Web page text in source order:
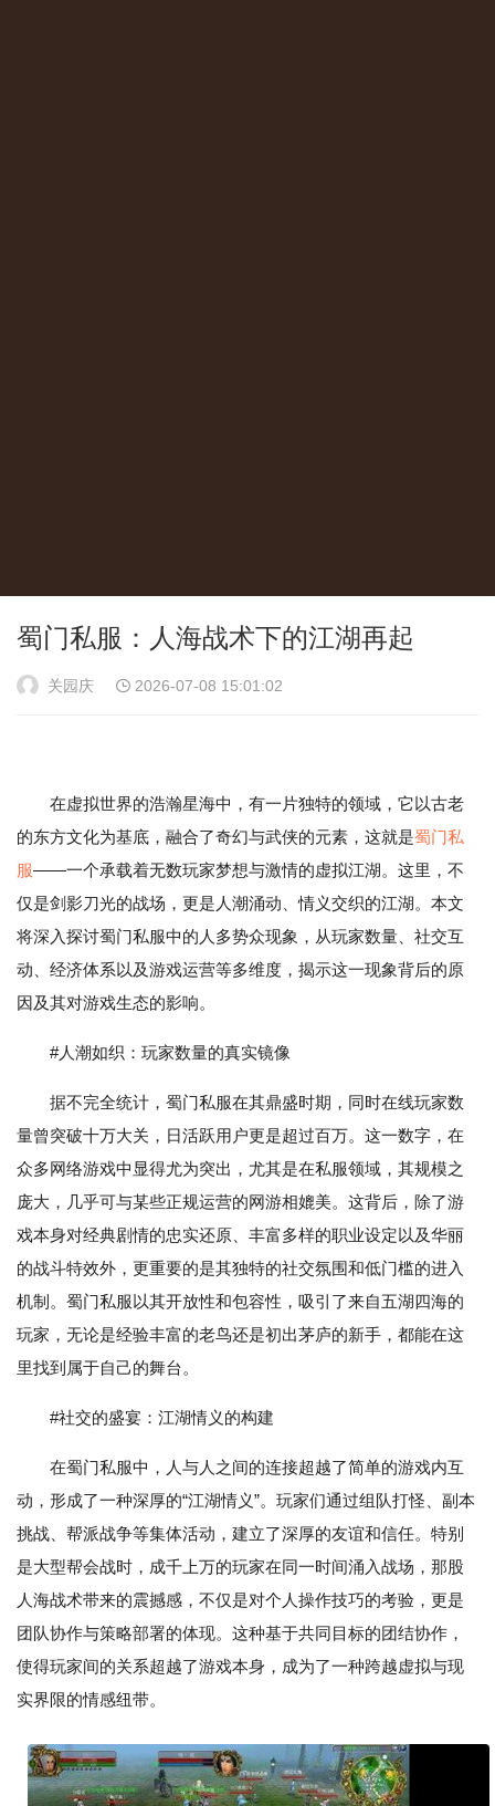
蜀门私服：人海战术下的江湖再起
关园庆 2026-07-08 15:01:02
在虚拟世界的浩瀚星海中，有一片独特的领域，它以古老
的东方文化为基底，融合了奇幻与武侠的元素，这就是蜀门私
服——一个承载着无数玩家梦想与激情的虚拟江湖。这里，不
仅是剑影刀光的战场，更是人潮涌动、情义交织的江湖。本文
将深入探讨蜀门私服中的人多势众现象，从玩家数量、社交互
动、经济体系以及游戏运营等多维度，揭示这一现象背后的原
因及其对游戏生态的影响。
#人潮如织：玩家数量的真实镜像
据不完全统计，蜀门私服在其鼎盛时期，同时在线玩家数
量曾突破十万大关，日活跃用户更是超过百万。这一数字，在
众多网络游戏中显得尤为突出，尤其是在私服领域，其规模之
庞大，几乎可与某些正规运营的网游相媲美。这背后，除了游
戏本身对经典剧情的忠实还原、丰富多样的职业设定以及华丽
的战斗特效外，更重要的是其独特的社交氛围和低门槛的进入
机制。蜀门私服以其开放性和包容性，吸引了来自五湖四海的
玩家，无论是经验丰富的老鸟还是初出茅庐的新手，都能在这
里找到属于自己的舞台。
#社交的盛宴：江湖情义的构建
在蜀门私服中，人与人之间的连接超越了简单的游戏内互
动，形成了一种深厚的“江湖情义”。玩家们通过组队打怪、副本
挑战、帮派战争等集体活动，建立了深厚的友谊和信任。特别
是大型帮会战时，成千上万的玩家在同一时间涌入战场，那股
人海战术带来的震撼感，不仅是对个人操作技巧的考验，更是
团队协作与策略部署的体现。这种基于共同目标的团结协作，
使得玩家间的关系超越了游戏本身，成为了一种跨越虚拟与现
实界限的情感纽带。